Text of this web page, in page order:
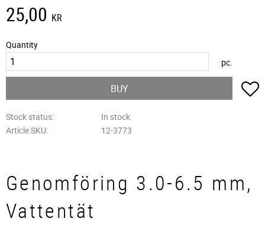
25,00 KR
Quantity
pc.
BUY
Stock status
In stock
Article SKU
12-3773
Genomföring 3.0-6.5 mm,
Vattentät